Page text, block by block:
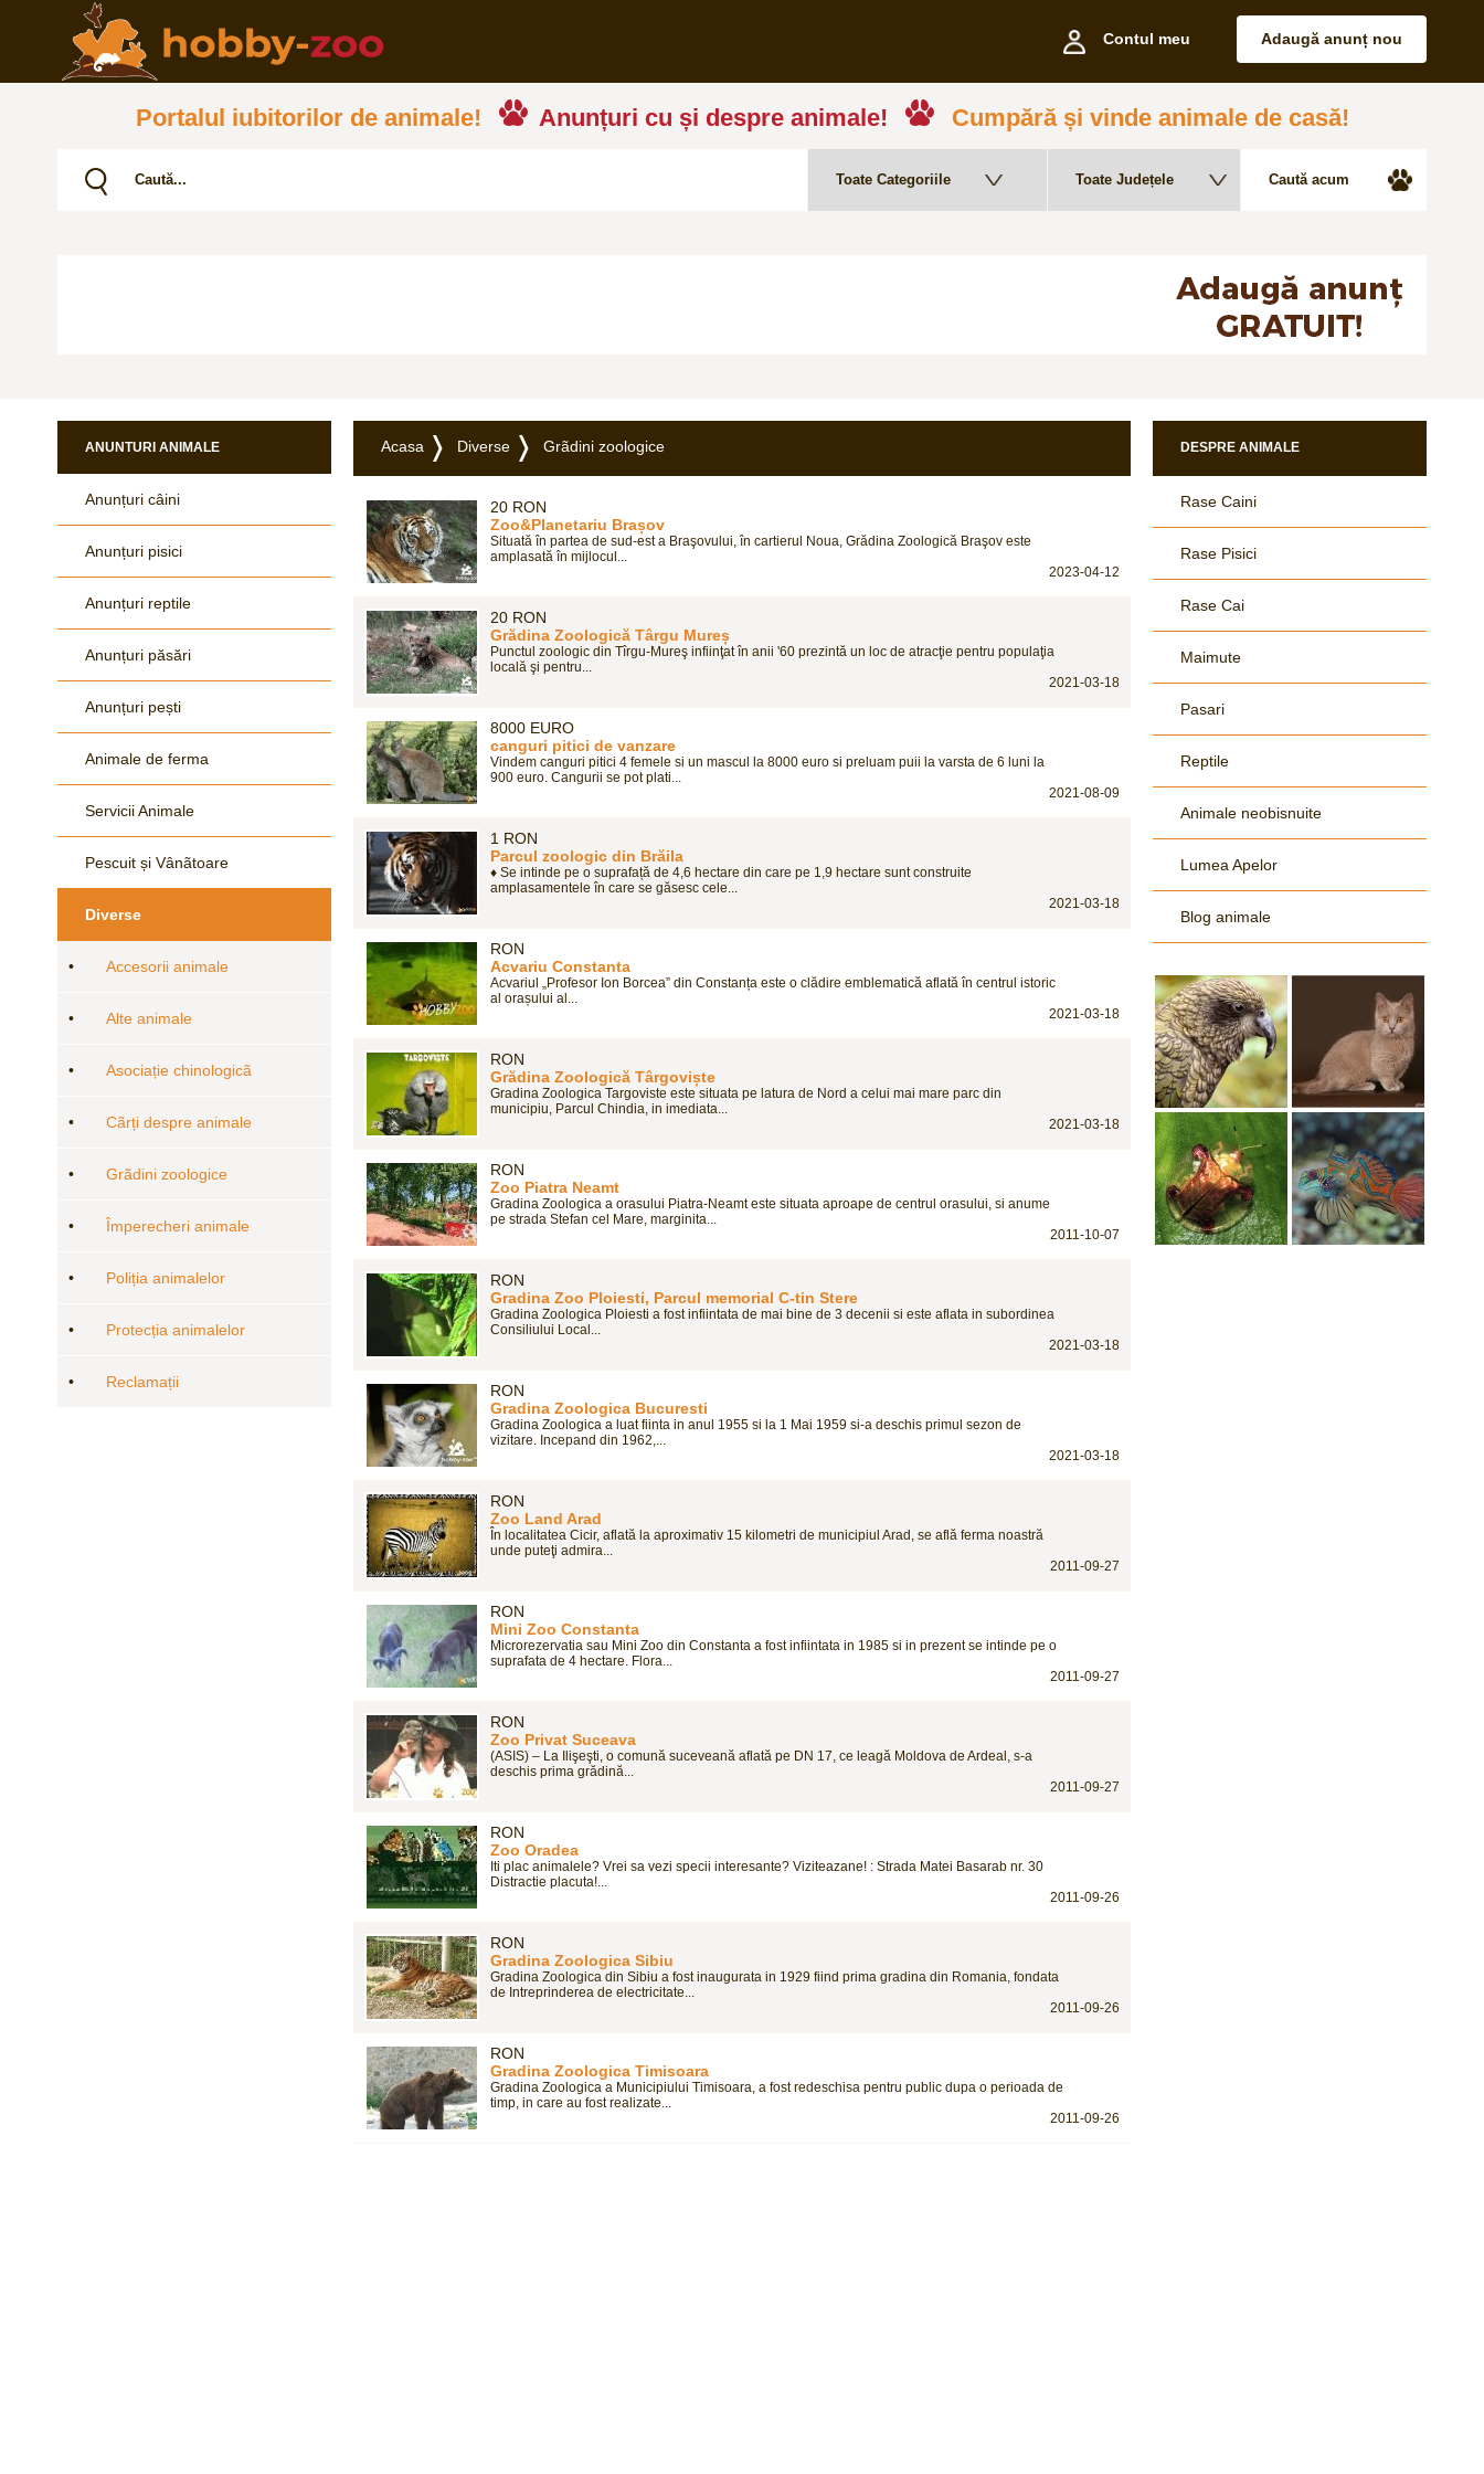
Contul meu Adaugă anunț nou
Portalul iubitorilor de animale! Anunțuri cu și despre animale! Cumpără și vinde animale de casă!
ANUNTURI ANIMALE
Anunțuri câini
Anunțuri pisici
Anunțuri reptile
Anunțuri păsări
Anunțuri pești
Animale de ferma
Servicii Animale
Pescuit și Vânãtoare
Diverse
• Accesorii animale
• Alte animale
• Asociație chinologicã
• Cãrți despre animale
• Grãdini zoologice
• Împerecheri animale
• Poliția animalelor
• Protecția animalelor
• Reclamații
Acasa Diverse Grãdini zoologice
20 RON
Zoo&Planetariu Brașov
Situată în partea de sud-est a Braşovului, în cartierul Noua, Grădina Zoologică Braşov este
amplasată în mijlocul...
2023-04-12
20 RON
Grădina Zoologică Târgu Mureș
Punctul zoologic din Tîrgu-Mureş infiinţat în anii '60 prezintă un loc de atracţie pentru populaţia
locală şi pentru...
2021-03-18
8000 EURO
canguri pitici de vanzare
Vindem canguri pitici 4 femele si un mascul la 8000 euro si preluam puii la varsta de 6 luni la
900 euro. Cangurii se pot plati...
2021-08-09
1 RON
Parcul zoologic din Brăila
♦ Se intinde pe o suprafață de 4,6 hectare din care pe 1,9 hectare sunt construite
amplasamentele în care se găsesc cele...
2021-03-18
RON
Acvariu Constanta
Acvariul „Profesor Ion Borcea” din Constanța este o clădire emblematică aflată în centrul istoric
al orașului al...
2021-03-18
RON
Grădina Zoologică Târgoviște
Gradina Zoologica Targoviste este situata pe latura de Nord a celui mai mare parc din
municipiu, Parcul Chindia, in imediata...
2021-03-18
RON
Zoo Piatra Neamt
Gradina Zoologica a orasului Piatra-Neamt este situata aproape de centrul orasului, si anume
pe strada Stefan cel Mare, marginita...
2011-10-07
RON
Gradina Zoo Ploiesti, Parcul memorial C-tin Stere
Gradina Zoologica Ploiesti a fost infiintata de mai bine de 3 decenii si este aflata in subordinea
Consiliului Local...
2021-03-18
RON
Gradina Zoologica Bucuresti
Gradina Zoologica a luat fiinta in anul 1955 si la 1 Mai 1959 si-a deschis primul sezon de
vizitare. Incepand din 1962,...
2021-03-18
RON
Zoo Land Arad
În localitatea Cicir, aflată la aproximativ 15 kilometri de municipiul Arad, se află ferma noastră
unde puteţi admira...
2011-09-27
RON
Mini Zoo Constanta
Microrezervatia sau Mini Zoo din Constanta a fost infiintata in 1985 si in prezent se intinde pe o
suprafata de 4 hectare. Flora...
2011-09-27
RON
Zoo Privat Suceava
(ASIS) – La Ilişeşti, o comună suceveană aflată pe DN 17, ce leagă Moldova de Ardeal, s-a
deschis prima grădină...
2011-09-27
RON
Zoo Oradea
Iti plac animalele? Vrei sa vezi specii interesante? Viziteazane! : Strada Matei Basarab nr. 30
Distractie placuta!...
2011-09-26
RON
Gradina Zoologica Sibiu
Gradina Zoologica din Sibiu a fost inaugurata in 1929 fiind prima gradina din Romania, fondata
de Intreprinderea de electricitate...
2011-09-26
RON
Gradina Zoologica Timisoara
Gradina Zoologica a Municipiului Timisoara, a fost redeschisa pentru public dupa o perioada de
timp, in care au fost realizate...
2011-09-26
DESPRE ANIMALE
Rase Caini
Rase Pisici
Rase Cai
Maimute
Pasari
Reptile
Animale neobisnuite
Lumea Apelor
Blog animale